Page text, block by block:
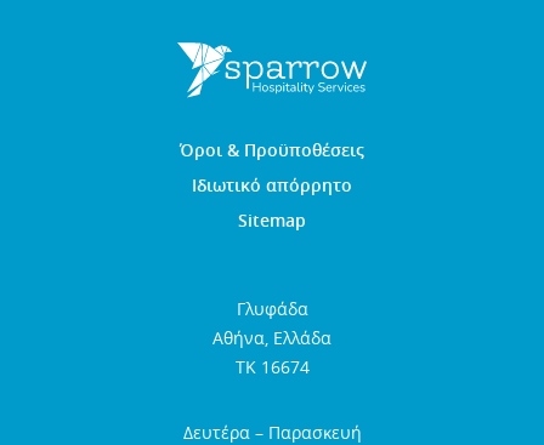
Όροι & Προϋποθέσεις
Ιδιωτικό απόρρητο
Sitemap
Γλυφάδα
Αθήνα, Ελλάδα
TK 16674
Δευτέρα – Παρασκευή